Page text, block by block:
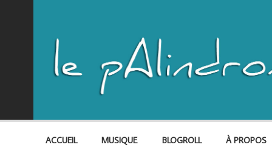
ACCUEIL MUSIQUE BLOGROLL À PROPOS